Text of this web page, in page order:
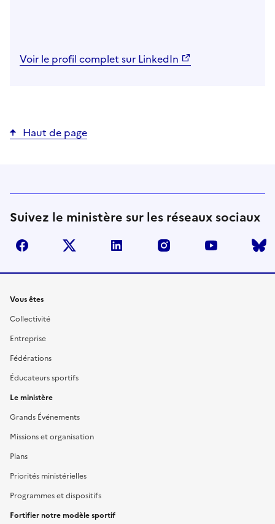
Voir le profil complet sur LinkedIn
Haut de page
Suivez le ministère sur les réseaux sociaux
facebook twitter linkedin instagram youtube
Liens
Vous êtes
Collectivité
Entreprise
Fédérations
Éducateurs sportifs
Le ministère
Grands Événements
Missions et organisation
Plans
Priorités ministérielles
Programmes et dispositifs
Fortifier notre modèle sportif